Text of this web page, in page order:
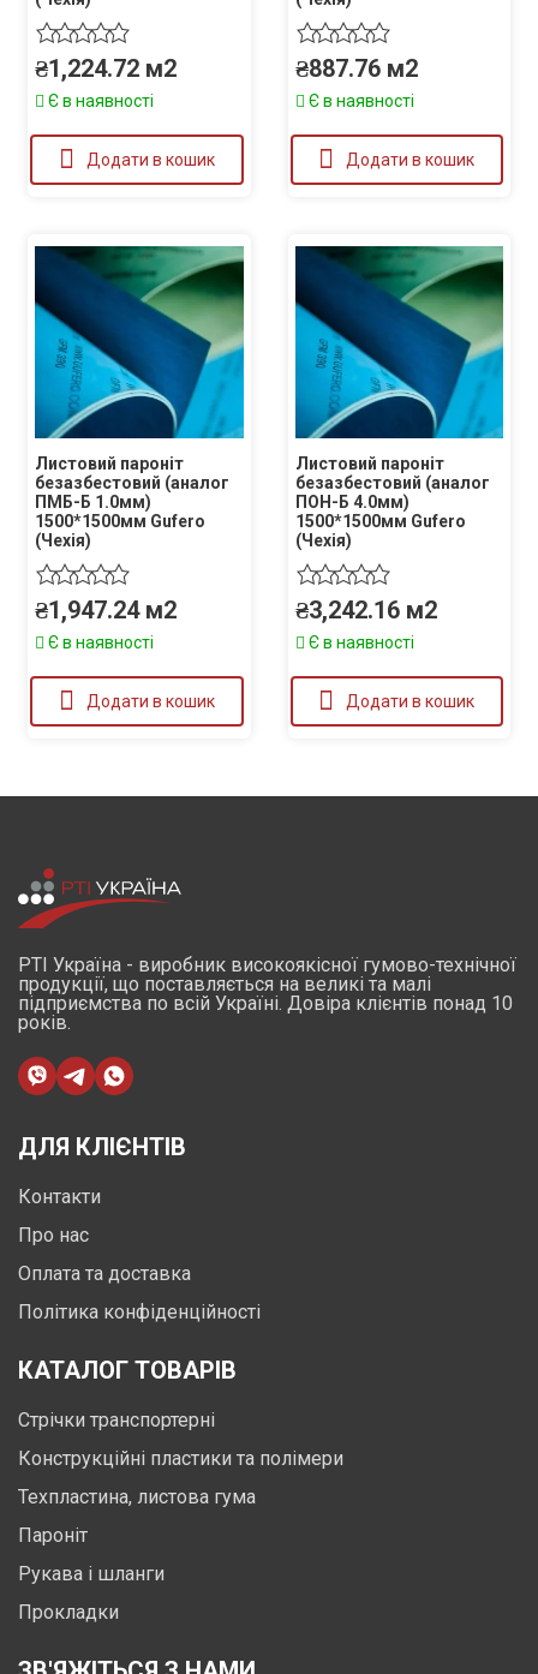
₴1,224.72 м2
Є в наявності
Додати в кошик
₴887.76 м2
Є в наявності
Додати в кошик
Листовий пароніт
безазбестовий (аналог
ПМБ-Б 1.0мм)
1500*1500мм Gufero
(Чехія)
₴1,947.24 м2
Є в наявності
Додати в кошик
Листовий пароніт
безазбестовий (аналог
ПОН-Б 4.0мм)
1500*1500мм Gufero
(Чехія)
₴3,242.16 м2
Є в наявності
Додати в кошик
РТІ Україна - виробник високоякісної гумово-технічної
продукції, що поставляється на великі та малі
підприємства по всій Україні. Довіра клієнтів понад 10
років.
ДЛЯ КЛІЄНТІВ
Контакти
Про нас
Оплата та доставка
Політика конфіденційності
КАТАЛОГ ТОВАРІВ
Стрічки транспортерні
Конструкційні пластики та полімери
Техпластина, листова гума
Пароніт
Рукава і шланги
Прокладки